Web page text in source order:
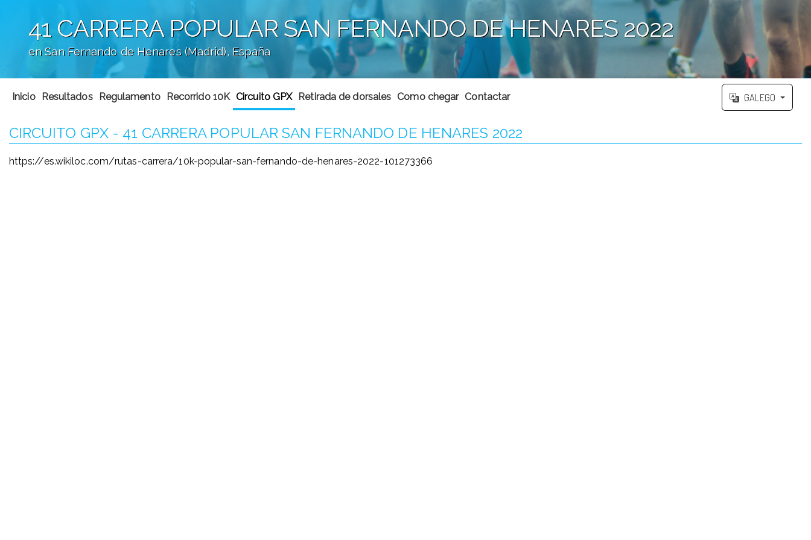
41 CARRERA POPULAR SAN FERNANDO DE HENARES 2022
en San Fernando de Henares (Madrid), España
';
Inicio Resultados Regulamento Recorrido 10K Circuito GPX Retirada de dorsales Como chegar Contactar GALEGO
CIRCUITO GPX - 41 CARRERA POPULAR SAN FERNANDO DE HENARES 2022
https://es.wikiloc.com/rutas-carrera/10k-popular-san-fernando-de-henares-2022-101273366